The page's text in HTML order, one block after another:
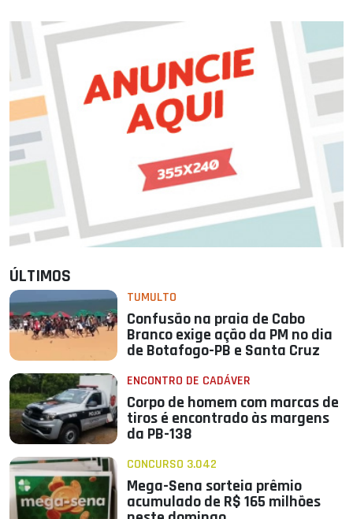
ÚLTIMOS
TUMULTO
Confusão na praia de Cabo
Branco exige ação da PM no dia
de Botafogo-PB e Santa Cruz
ENCONTRO DE CADÁVER
Corpo de homem com marcas de
tiros é encontrado às margens
da PB-138
CONCURSO 3.042
Mega-Sena sorteia prêmio
acumulado de R$ 165 milhões